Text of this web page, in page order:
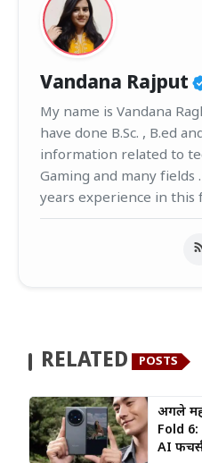
Vandana Rajput
My name is Vandana
have done B.Sc. , B.ed
information related to
Gaming and many fields
years experience in this
RELATED POSTS
अगले
Fold
AI